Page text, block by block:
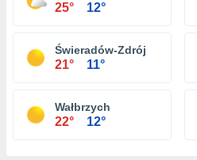
25° 12°
Świeradów-Zdrój
21° 11°
Wałbrzych
22° 12°